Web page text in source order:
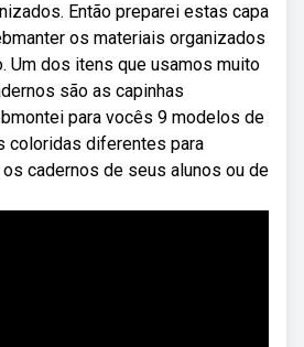
Então preparei estas capa
os materiais organizados
Um dos itens que usamos muito
são as capinhas
para vocês 9 modelos de
coloridas diferentes para
cadernos de seus alunos ou de